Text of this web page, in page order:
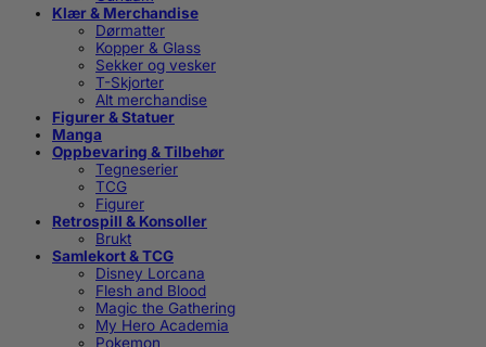
Klær & Merchandise
Dørmatter
Kopper & Glass
Sekker og vesker
T-Skjorter
Alt merchandise
Figurer & Statuer
Manga
Oppbevaring & Tilbehør
Tegneserier
TCG
Figurer
Retrospill & Konsoller
Brukt
Samlekort & TCG
Disney Lorcana
Flesh and Blood
Magic the Gathering
My Hero Academia
Pokemon